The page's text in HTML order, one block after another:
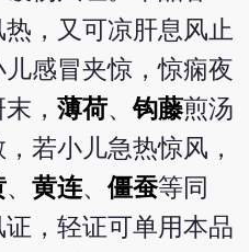
，又可凉肝息风止
感冒夹惊，惊痫夜
末，薄荷、钩藤煎汤
若小儿急热惊风，
、黄连、僵蚕等同
，轻证可单用本品